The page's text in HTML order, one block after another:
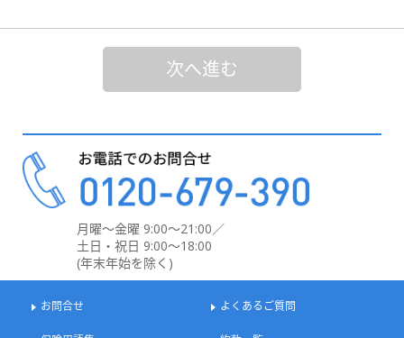
次へ進む
月曜～金曜 9:00～21:00／
土日・祝日 9:00～18:00
(年末年始を除く)
お問合せ よくあるご質問